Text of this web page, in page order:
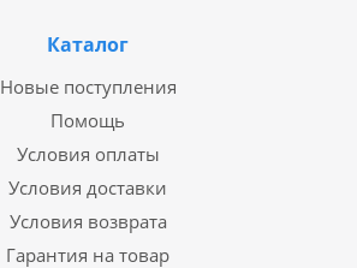
Каталог
Новые поступления
Помощь
Условия оплаты
Условия доставки
Условия возврата
Гарантия на товар